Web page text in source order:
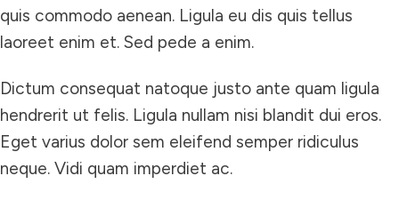
quis commodo aenean. Ligula eu dis quis tellus
laoreet enim et. Sed pede a enim.
Dictum consequat natoque justo ante quam ligula
hendrerit ut felis. Ligula nullam nisi blandit dui eros.
Eget varius dolor sem eleifend semper ridiculus
neque. Vidi quam imperdiet ac.